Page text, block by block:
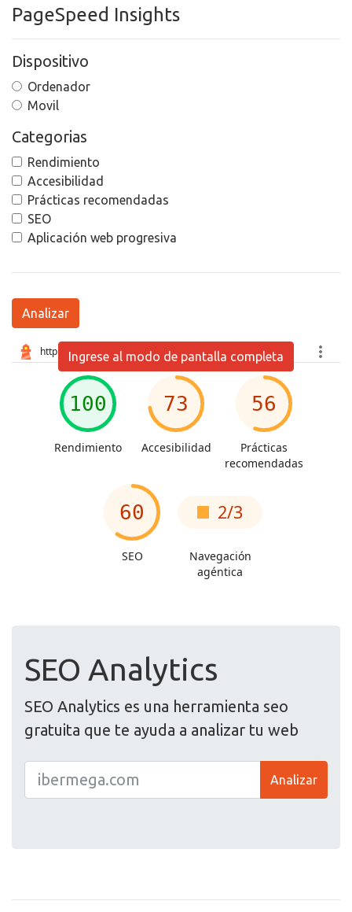
PageSpeed Insights
Dispositivo
Ordenador
Movil
Categorias
Rendimiento
Accesibilidad
Prácticas recomendadas
SEO
Aplicación web progresiva
Analizar
Ingrese al modo de pantalla completa
SEO Analytics
SEO Analytics es una herramienta seo
gratuita que te ayuda a analizar tu web
Analizar